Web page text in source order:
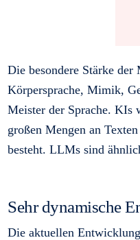
Die besondere Stärke
Körpersprache, Mimik,
Meister der Sprache. KIs
großen Mengen an
besteht. LLMs sind
Sehr dynamische
Die aktuellen